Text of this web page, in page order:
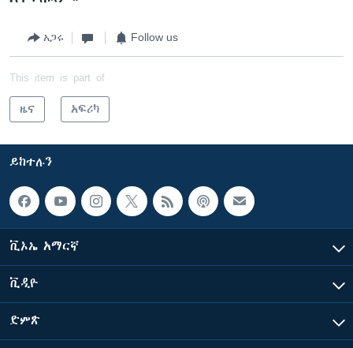
አጋሩ Follow us
This item is part of
ዜና አፍሪካ
ይከተሉን
ቪኦኤ አማርኛ
ቪዲዮ
ድምጽ